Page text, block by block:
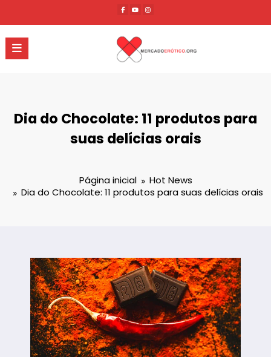
o
conteúdo
Dia do Chocolate: 11 produtos para
suas delícias orais
Página inicial
Hot News
Dia do Chocolate: 11 produtos para suas delícias orais